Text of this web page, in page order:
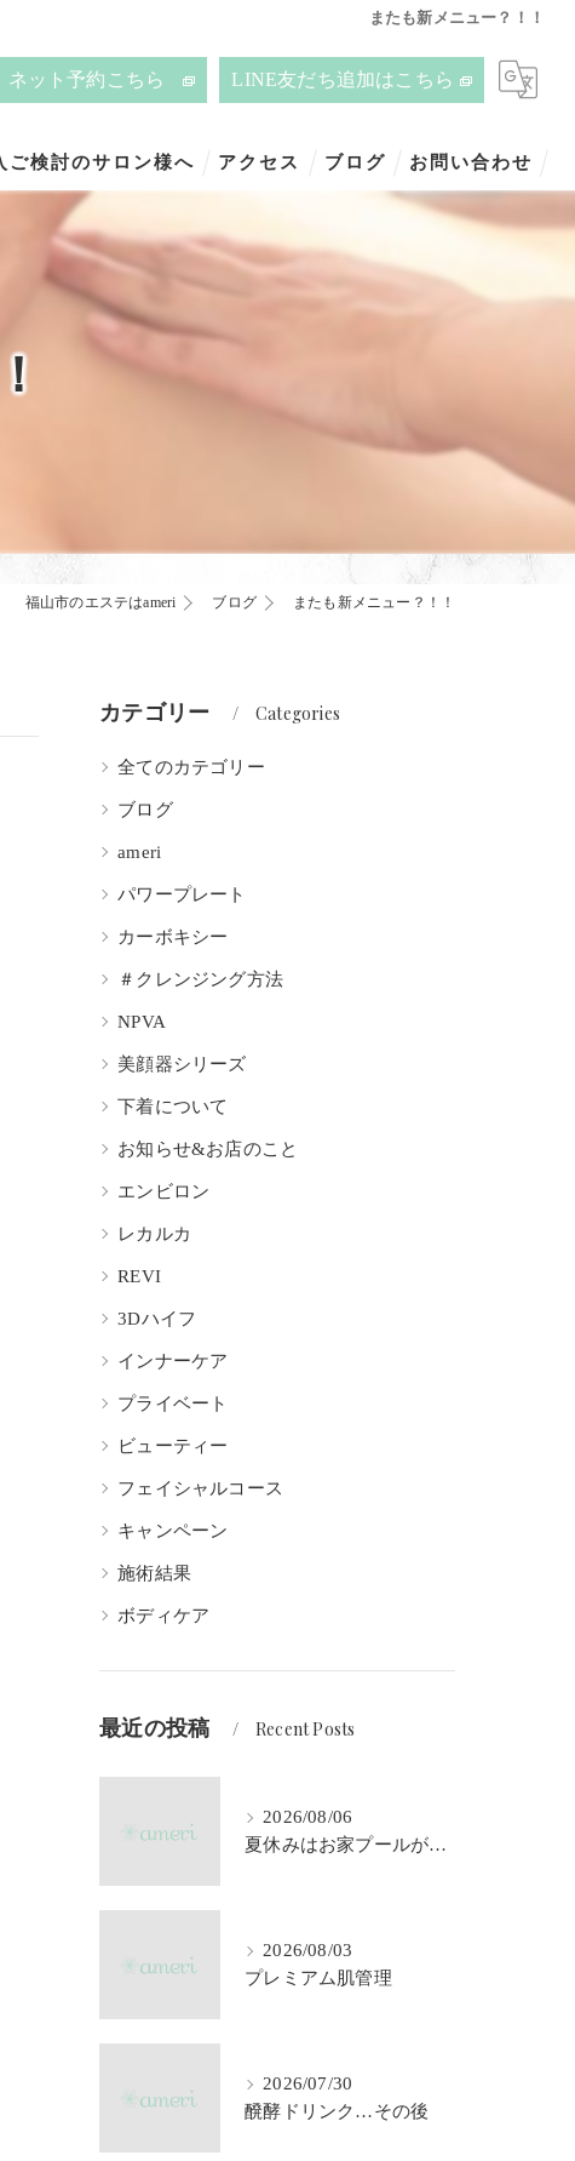
またも新メニュー？！！
ネット予約こちら LINE友だち追加はこちら
検討のサロン様へ アクセス ブログ お問い合わせ
福山市のエステはameri ブログ またも新メニュー？！！
カテゴリー Categories
全てのカテゴリー
ブログ
ameri
パワープレート
カーボキシー
＃クレンジング方法
NPVA
美顔器シリーズ
下着について
お知らせ&お店のこと
エンビロン
レカルカ
REVI
3Dハイフ
インナーケア
プライベート
ビューティー
フェイシャルコース
キャンペーン
施術結果
ボディケア
最近の投稿 Recent Posts
2026/08/06
夏休みはお家プールが大活躍♪
2026/08/03
プレミアム肌管理
2026/07/30
醗酵ドリンク…その後